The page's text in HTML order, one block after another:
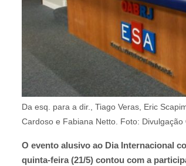
Da esq. para a dir., Tiago Veras, Eric
Cardoso e Fabiana Netto. Foto: Divulgação
O evento alusivo ao Dia Internacional
quinta-feira (21/5) contou com a